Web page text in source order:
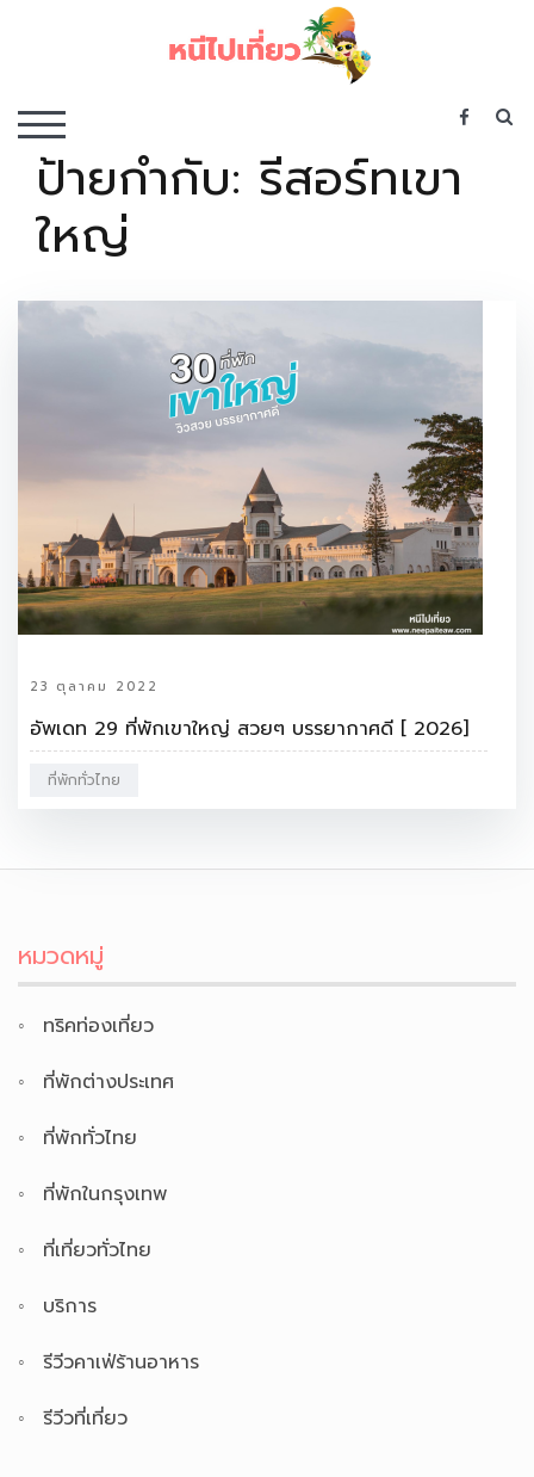
TOGGLE MOBILE MENU
ป้ายกำกับ: รีสอร์ทเขา
ใหญ่
23 ตุลาคม 2022
อัพเดท 29 ที่พักเขาใหญ่ สวยๆ บรรยากาศดี [ 2026]
ที่พักทั่วไทย
หมวดหมู่
ทริคท่องเที่ยว
ที่พักต่างประเทศ
ที่พักทั่วไทย
ที่พักในกรุงเทพ
ที่เที่ยวทั่วไทย
บริการ
รีวีวคาเฟ่ร้านอาหาร
รีวีวที่เที่ยว